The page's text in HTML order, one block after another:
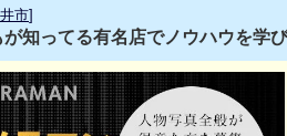
市]
が知ってる有名店でノウハウを学